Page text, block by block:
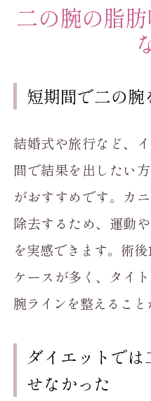
二の腕の脂
短期間で二の腕
結婚式や旅行など、
間で結果を出したい
がおすすめです。カ
除去するため、運動
を実感できます。術
ケースが多く、タイ
腕ラインを整えること
ダイエットで
せなかった